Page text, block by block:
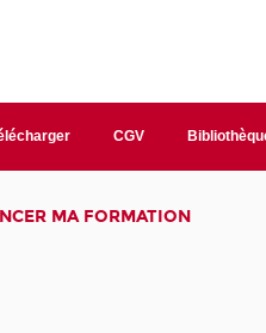
CGV
MA FORMATION